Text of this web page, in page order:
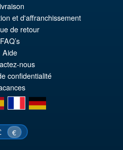
et d'affranchissement
de retour
FAQ’s
Aide
nous
confidentialité
fr de
€